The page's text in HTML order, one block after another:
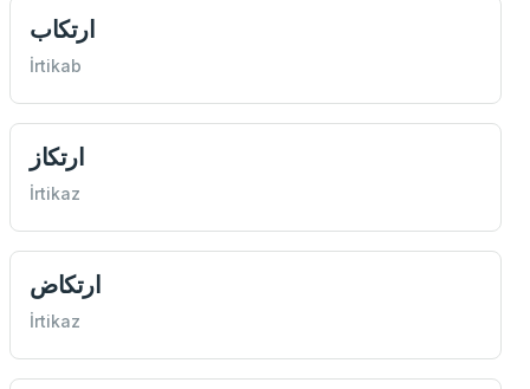
ارتكاب
İrtikab
ارتكاز
İrtikaz
ارتكاض
İrtikaz